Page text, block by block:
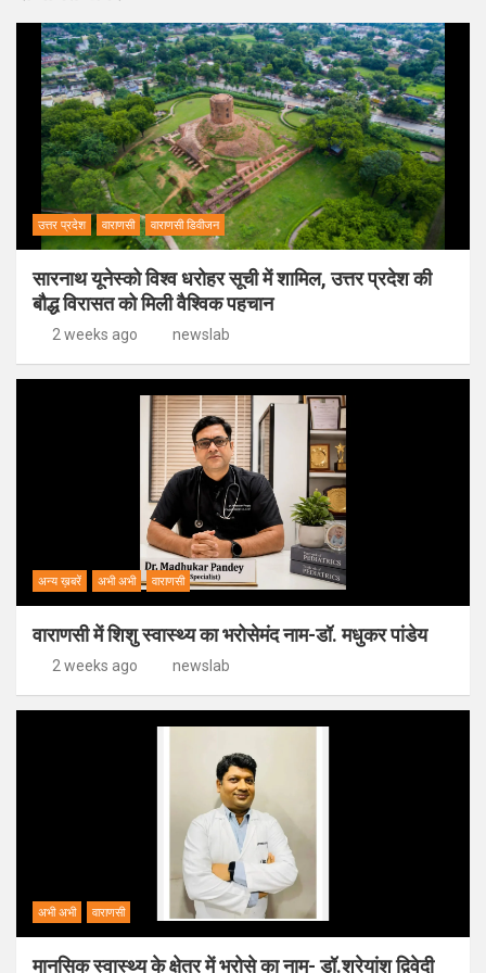
उत्तर प्रदेश वाराणसी वाराणसी डिवीजन
सारनाथ यूनेस्को विश्व धरोहर सूची में शामिल, उत्तर प्रदेश की
बौद्ध विरासत को मिली वैश्विक पहचान
2 weeks ago newslab
अन्य ख़बरें अभी अभी वाराणसी
वाराणसी में शिशु स्वास्थ्य का भरोसेमंद नाम-डॉ. मधुकर पांडेय
2 weeks ago newslab
अभी अभी वाराणसी
मानसिक स्वास्थ्य के क्षेत्र में भरोसे का नाम- डॉ.श्रेयांश द्विवेदी